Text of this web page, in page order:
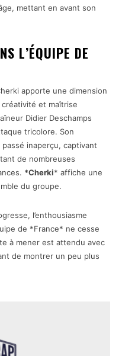
mettant en avant son
L’ÉQUIPE DE
apporte une dimension
et maîtrise
Didier Deschamps
tricolore. Son
inaperçu, captivant
de nombreuses
*Cherki* affiche une
du groupe.
l’enthousiasme
de *France* ne cesse
à mener est attendu avec
de montrer un peu plus